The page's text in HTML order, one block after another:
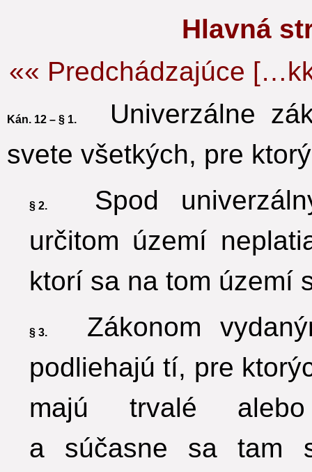
Hlavná
«« Predchádzajúce
Kán. 12 – § 1.
Univerzálne
svete všetkých, pre
§ 2.
Spod
určitom území
ktorí sa na tom území
§ 3.
Zákonom
podliehajú tí, pre
majú trvalé
a súčasne sa tam